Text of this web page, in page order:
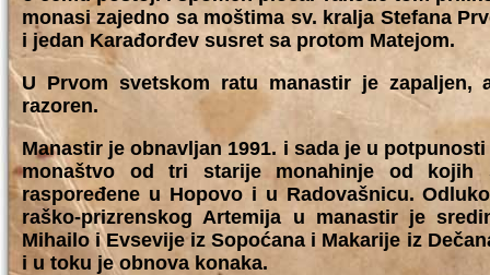
monasi zajedno sa moštima sv. kralja Stefana
i jedan Karađorđev susret sa protom Matejom.
U Prvom svetskom ratu manastir je zapaljen,
razoren.
Manastir je obnavljan 1991. i sada je u
monaštvo od tri starije monahinje od
raspoređene u Hopovo i u Radovašnicu.
raško-prizrenskog Artemija u manastir je
Mihailo i Evsevije iz Sopoćana i Makarije iz
i u toku je obnova konaka.